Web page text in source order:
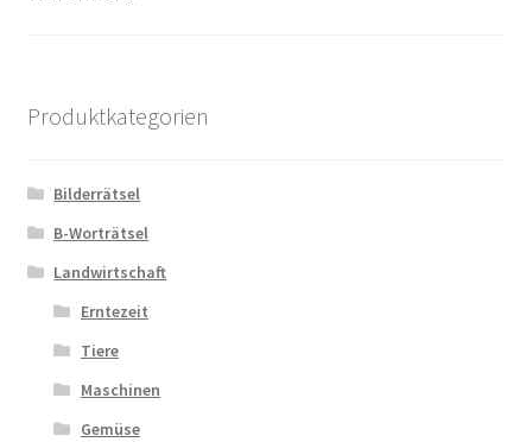
Produktkategorien
Bilderrätsel
B-Worträtsel
Landwirtschaft
Erntezeit
Tiere
Maschinen
Gemüse